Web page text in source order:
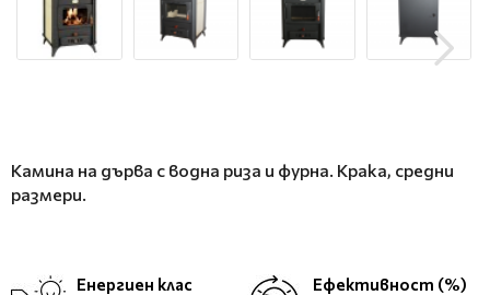
Камина на дърва с водна риза и фурна. Крака, средни
размери.
Енергиен клас Ефективност (%)